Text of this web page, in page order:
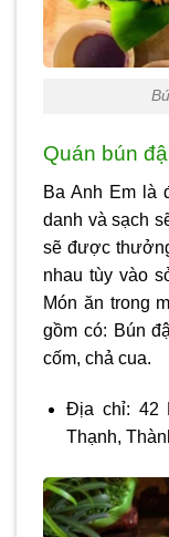
Quán bún
Ba Anh Em là
danh và sạch
sẽ được
nhau tùy vào
Món ăn trong
gồm có: Bún
cốm, chả cua.
Địa chỉ: 42
Thạnh,